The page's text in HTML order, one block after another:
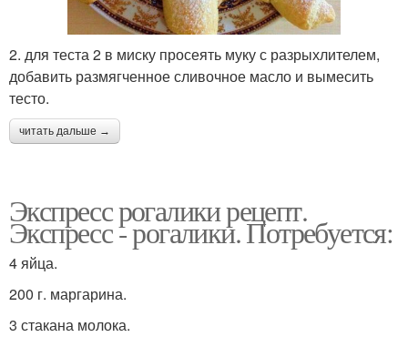
2. для теста 2 в миску просеять муку с разрыхлителем,
добавить размягченное сливочное масло и вымесить
тесто.
читать дальше →
Экспресс рогалики рецепт.
Экспресс - рогалики. Потребуется:
4 яйца.
200 г. маргарина.
3 стакана молока.